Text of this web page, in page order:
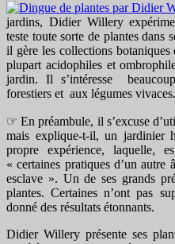
jardins, Didier Willery
teste toute sorte de plantes dans
il gère les collections botaniques
plupart acidophiles et
jardin. Il s’intéresse
forestiers et aux légumes vivaces.
☞ En préambule, il s’excuse
mais explique-t-il, un jardinier
propre expérience, laquelle,
« certaines pratiques d’un
esclave ». Un de ses grands
plantes. Certaines n’ont pas
donné des résultats étonnants.
Didier Willery présente ses